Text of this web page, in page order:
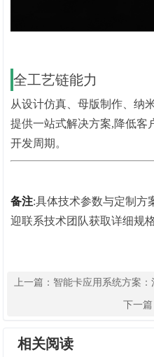
全工艺链能力
从设计仿真、母版制作、纳
提供一站式解决方案,降低客
开发周期。
备注:具体技术参数与定制方
迎联系技术团队获取详细规
上一篇： 智能卡应用系统方案
下一篇
相关阅读